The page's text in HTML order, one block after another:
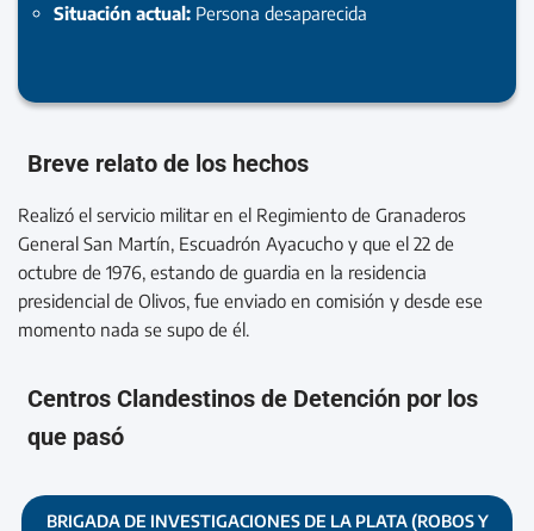
Situación actual: Persona desaparecida
Breve relato de los hechos
Realizó el servicio militar en el Regimiento de Granaderos
General San Martín, Escuadrón Ayacucho y que el 22 de
octubre de 1976, estando de guardia en la residencia
presidencial de Olivos, fue enviado en comisión y desde ese
momento nada se supo de él.
Centros Clandestinos de Detención por los
que pasó
BRIGADA DE INVESTIGACIONES DE LA PLATA (ROBOS Y